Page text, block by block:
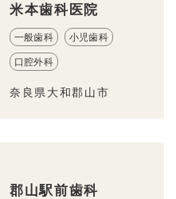
米本歯科医院
一般歯科 小児歯科
口腔外科
奈良県大和郡山市
郡山駅前歯科